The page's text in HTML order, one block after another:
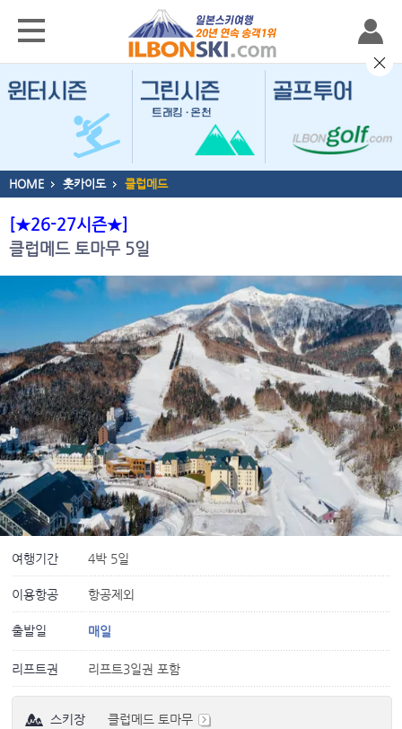
HOME 홋카이도 클럽메드
[★26-27시즌★]
클럽메드 토마무 5일
여행기간 4박 5일
이용항공 항공제외
출발일 매일
리프트권 리프트3일권 포함
스키장
클럽메드 토마무